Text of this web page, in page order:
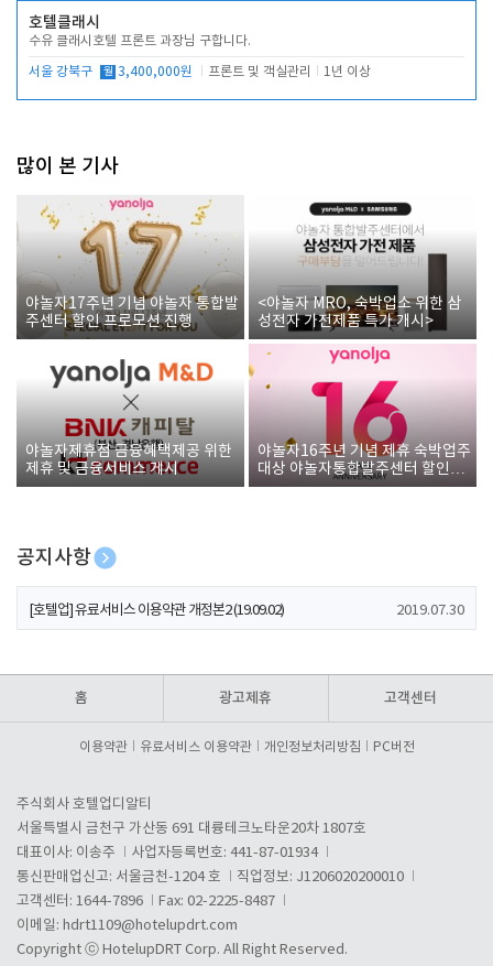
호텔클래시
수유 클래시호텔 프론트 과장님 구합니다.
서울 강북구 월 3,400,000원 프론트 및 객실관리 1년 이상
많이 본 기사
야놀자17주년 기념 야놀자 통합발
주센터 할인 프로모션 진행
<야놀자 MRO, 숙박업소 위한 삼
성전자 가전제품 특가 개시>
야놀자제휴점 금융혜택제공 위한
제휴 및 금융서비스 게시
야놀자16주년 기념 제휴 숙박업주
대상 야놀자통합발주센터 할인쿠
폰 증정
공지사항
[호텔업] 개인정보 처리방침 개정본1 (19.09.02)
[호텔업] 유료서비스 이용약관 개정본2 (19.09.02) 2019.07.30
홈 광고제휴 고객센터
이용약관 유료서비스 이용약관 개인정보처리방침 PC버전
주식회사 호텔업디알티
서울특별시 금천구 가산동 691 대륭테크노타운20차 1807호
대표이사: 이송주
사업자등록번호: 441-87-01934
통신판매업신고: 서울금천-1204 호
직업정보: J1206020200010
고객센터: 1644-7896
Fax: 02-2225-8487
이메일: hdrt1109@hotelupdrt.com
Copyright ⓒ HotelupDRT Corp. All Right Reserved.